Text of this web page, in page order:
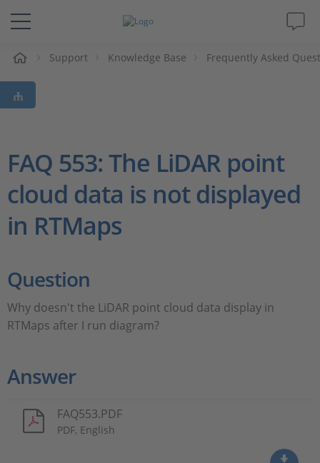
솔루션 및 제품
Support
Magazine
회사
인재채용
Support Knowledge Base Frequently Asked
FAQ 553: The LiDAR point
cloud data is not displayed
in RTMaps
Question
Why doesn't the LiDAR point cloud data display in
RTMaps after I run diagram?
Answer
FAQ553.PDF
PDF, English